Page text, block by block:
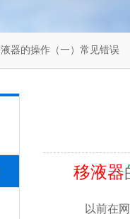
液器的操作（一）常见错误
移液器
以前在